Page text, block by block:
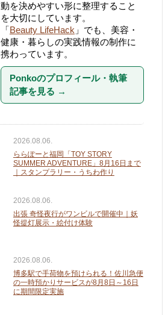
動を決めやすい形に整理すること
を大切にしています。
「 Beauty LifeHack」でも、美容・
健康・暮らしの実践情報の制作に
携わっています。
Ponkoのプロフィール・執筆
記事を見る →
2026.08.06.
ららぽーと福岡「TOY STORY
SUMMER ADVENTURE」8月16日まで
｜スタンプラリー・うちわ作り
2026.08.06.
出張 奇怪夜行がワンビルで開催中｜妖
怪提灯展示・絵付け体験
2026.08.06.
博多駅で手荷物を預けられる！佐川急便
の一時預かりサービスが8月8日～16日
に期間限定実施